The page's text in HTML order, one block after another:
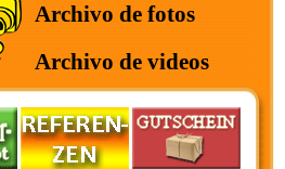
Archivo de fotos
Archivo de videos